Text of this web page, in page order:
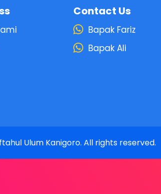
Contact Us
Bapak Fariz
Bapak Ali
Ulum Kanigoro. All rights reserved.